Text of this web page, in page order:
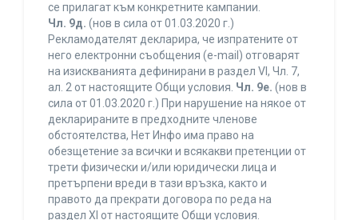
се прилагат към конкретните кампании.
Чл. 9д. (нов в сила от 01.03.2020 г.)
Рекламодателят декларира, че изпратените от
него електронни съобщения (e-mail) отговарят
на изискванията дефинирани в раздел VI, Чл. 7,
ал. 2 от настоящите Общи условия. Чл. 9е. (нов в
сила от 01.03.2020 г.) При нарушение на някое от
декларираните в предходните членове
обстоятелства, Нет Инфо има право на
обезщетение за всички и всякакви претенции от
трети физически и/или юридически лица и
претърпени вреди в тази връзка, както и
правото да прекрати договора по реда на
раздел XI от настоящите Общи условия.